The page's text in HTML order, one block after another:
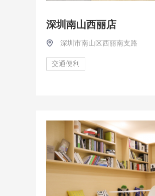
深圳南山西丽店
深圳市南山区西丽南支路
交通便利